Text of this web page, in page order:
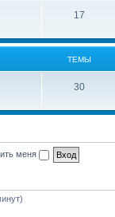
17
ТЕМЫ
30
меня